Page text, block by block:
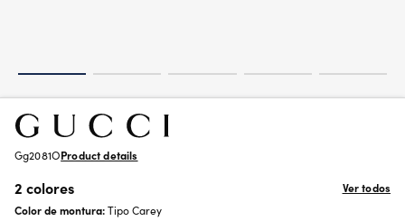
Gg2081OProduct details
2 colores
Ver todos
Color de montura:Tipo Carey